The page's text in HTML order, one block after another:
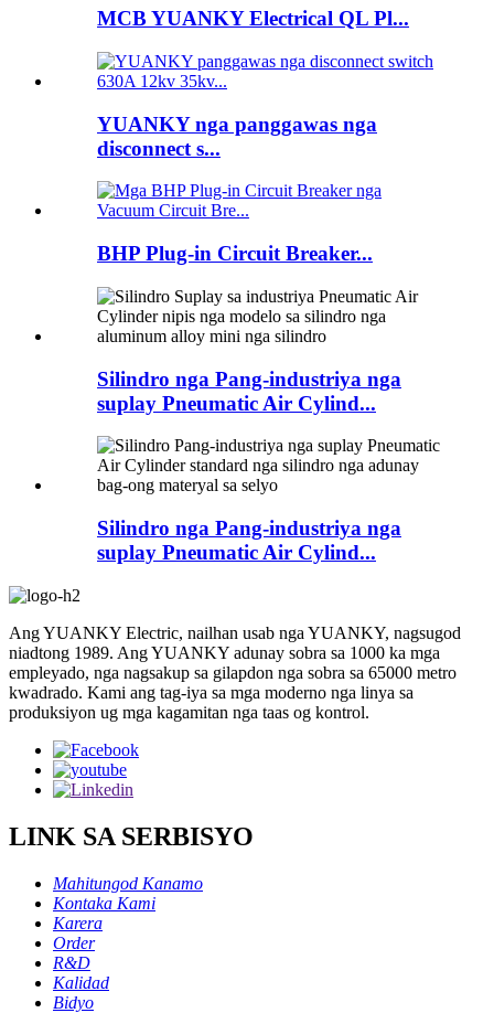
MCB YUANKY Electrical QL Pl...
YUANKY nga panggawas nga
disconnect s...
BHP Plug-in Circuit Breaker...
Silindro nga Pang-industriya nga
suplay Pneumatic Air Cylind...
Silindro nga Pang-industriya nga
suplay Pneumatic Air Cylind...
Ang YUANKY Electric, nailhan usab nga YUANKY, nagsugod
niadtong 1989. Ang YUANKY adunay sobra sa 1000 ka mga
empleyado, nga nagsakup sa gilapdon nga sobra sa 65000 metro
kwadrado. Kami ang tag-iya sa mga moderno nga linya sa
produksiyon ug mga kagamitan nga taas og kontrol.
LINK SA SERBISYO
Mahitungod Kanamo
Kontaka Kami
Karera
Order
R&D
Kalidad
Bidyo